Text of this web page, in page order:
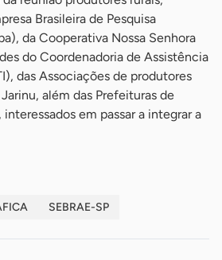
Brasileira de Pesquisa
da Cooperativa Nossa Senhora
do Coordenadoria de Assistência
das Associações de produtores
além das Prefeituras de
em passar a integrar a
SEBRAE-SP